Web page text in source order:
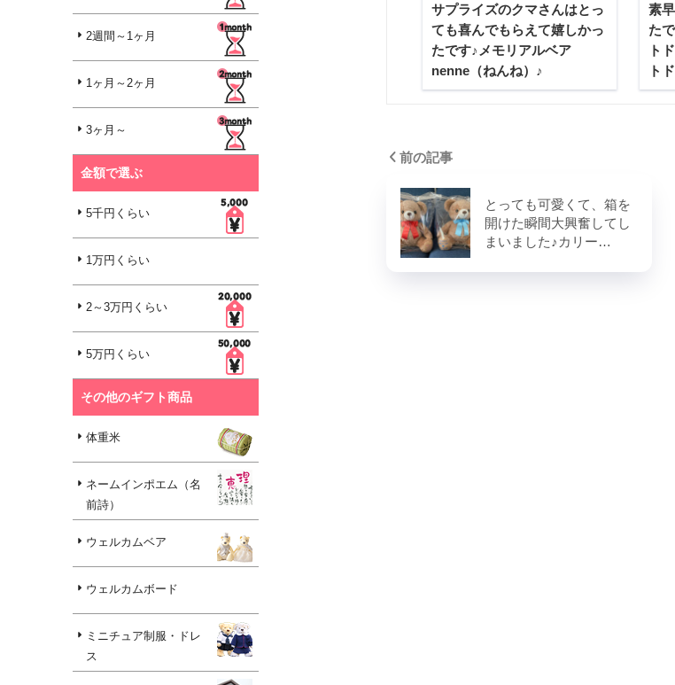
サプライズのクマさんはとっ
ても喜んでもらえて嬉しかっ
たです♪メモリアルベア
nenne（ねんね）♪
素
た
ト
ト
前の記事
とっても可愛くて、箱を
開けた瞬間大興奮してし
まいました♪カリー…
2週間～1ヶ月
1ヶ月～2ヶ月
3ヶ月～
金額で選ぶ
5千円くらい
1万円くらい
2～3万円くらい
5万円くらい
その他のギフト商品
体重米
ネームインポエム（名
前詩）
ウェルカムベア
ウェルカムボード
ミニチュア制服・ドレ
ス